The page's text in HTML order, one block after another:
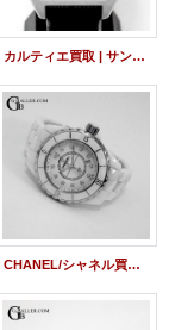
カルティエ買取 | サントス100 限定モデル
CHANEL/シャネル買取 | J12 33mm 12Pダイヤ H1628